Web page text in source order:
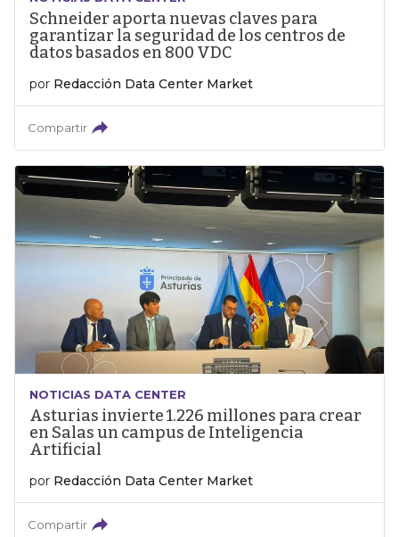
Schneider aporta nuevas claves para
garantizar la seguridad de los centros de
datos basados en 800 VDC
por Redacción Data Center Market
Compartir
NOTICIAS DATA CENTER
Asturias invierte 1.226 millones para crear
en Salas un campus de Inteligencia
Artificial
por Redacción Data Center Market
Compartir